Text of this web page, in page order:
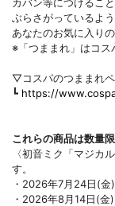
ぶらさがっているよ
あなたのお気に入り
※「つままれ」はコス
▽コスパのつままれ
┗ https://
これらの商品は数量限
〈初音ミク「マジカ
す。
・2026年7月24日(金
・2026年8月14日(金